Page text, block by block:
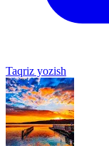
Taqriz yozish